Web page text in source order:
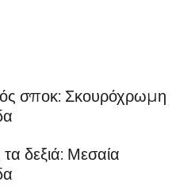
σποκ: Σκουρόχρωμη
δεξιά: Μεσαία